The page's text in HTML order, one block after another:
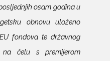
osam godina u
obnovu uloženo
fondova te državnog
čelu s premijerom